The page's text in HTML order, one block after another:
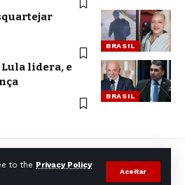
to the Privacy Policy
Aceitar
BRASIL
BRASIL
Lula lidera, e